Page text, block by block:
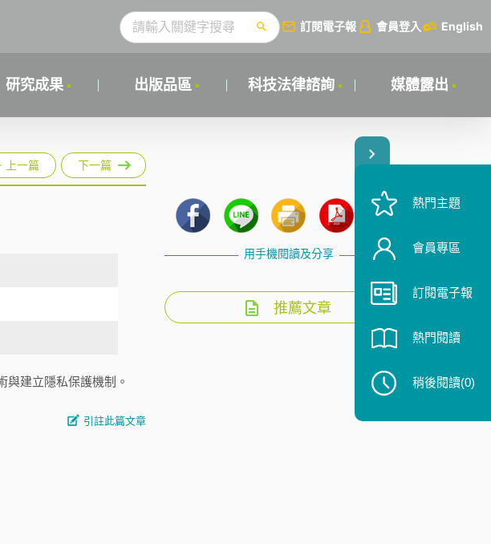
訂閱電子報 會員登入 English
研究成果 出版品區 科技法律諮詢 媒體露出
上一篇 下一篇
建立隱私保護機制。
引註此篇文章
用手機閱讀及分享
推薦文章
熱門主題
會員專區
訂閱電子報
熱門閱讀
稍後閱讀(0)